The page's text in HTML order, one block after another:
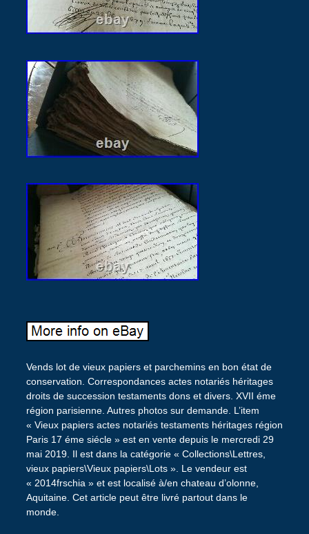
Vends lot de vieux papiers et parchemins en bon état de
conservation. Correspondances actes notariés héritages
droits de succession testaments dons et divers. XVII éme
région parisienne. Autres photos sur demande. L’item
« Vieux papiers actes notariés testaments héritages région
Paris 17 éme siécle » est en vente depuis le mercredi 29
mai 2019. Il est dans la catégorie « Collections\Lettres,
vieux papiers\Vieux papiers\Lots ». Le vendeur est
« 2014frschia » et est localisé à/en chateau d’olonne,
Aquitaine. Cet article peut être livré partout dans le
monde.